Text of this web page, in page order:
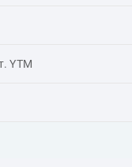
YTM